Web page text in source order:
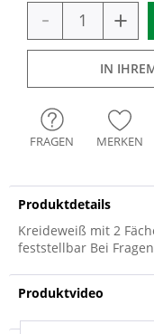
- +
IN
FRAGEN MERKEN
Produktdetails
Kreideweiß mit 2
feststellbar Bei
Produktvideo